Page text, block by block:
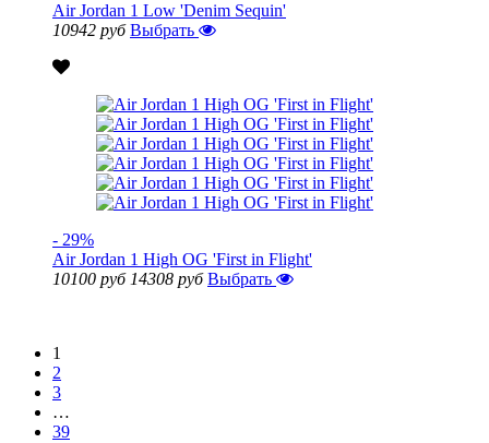
Air Jordan 1 Low 'Denim Sequin'
10942 руб Выбрать
- 29%
Air Jordan 1 High OG 'First in Flight'
10100 руб 14308 руб Выбрать
1
2
3
…
39